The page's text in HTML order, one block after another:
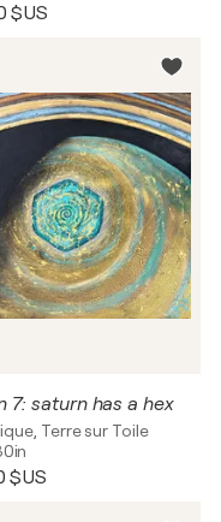
$US
7: saturn has a hex
Terre sur Toile
$US